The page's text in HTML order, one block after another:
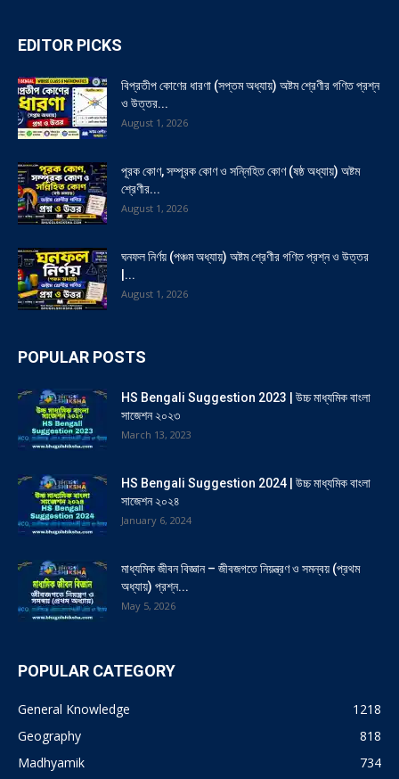
EDITOR PICKS
বিপ্রতীপ কোণের ধারণা (সপ্তম অধ্যায়) অষ্টম শ্রেণীর গণিত প্রশ্ন
ও উত্তর...
August 1, 2026
পূরক কোণ, সম্পূরক কোণ ও সন্নিহিত কোণ (ষষ্ঠ অধ্যায়) অষ্টম
শ্রেণীর...
August 1, 2026
ঘনফল নির্ণয় (পঞ্চম অধ্যায়) অষ্টম শ্রেণীর গণিত প্রশ্ন ও উত্তর
|...
August 1, 2026
POPULAR POSTS
HS Bengali Suggestion 2023 | উচ্চ মাধ্যমিক বাংলা
সাজেশন ২০২৩
March 13, 2023
HS Bengali Suggestion 2024 | উচ্চ মাধ্যমিক বাংলা
সাজেশন ২০২৪
January 6, 2024
মাধ্যমিক জীবন বিজ্ঞান – জীবজগতে নিয়ন্ত্রণ ও সমন্বয় (প্রথম
অধ্যায়) প্রশ্ন...
May 5, 2026
POPULAR CATEGORY
General Knowledge
1218
Geography
818
Madhyamik
734